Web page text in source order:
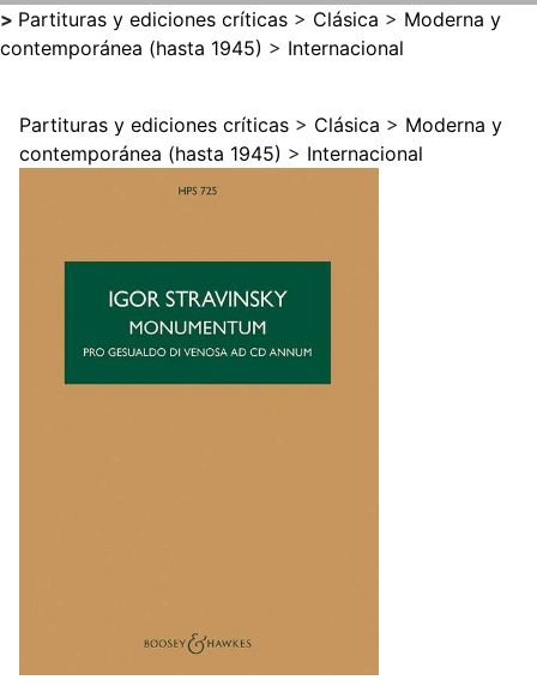
> Partituras y ediciones críticas > Clásica > Moderna y
contemporánea (hasta 1945) > Internacional
Partituras y ediciones críticas > Clásica > Moderna y
contemporánea (hasta 1945) > Internacional